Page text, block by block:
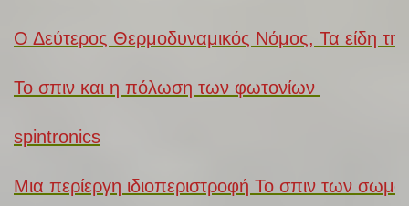
Ο Δεύτερος Θερμοδυναμικός Νόμος, Τα είδη
Το σπιν και η πόλωση των φωτονίων
spintronics
Μια περίεργη ιδιοπεριστροφή Το σπιν των